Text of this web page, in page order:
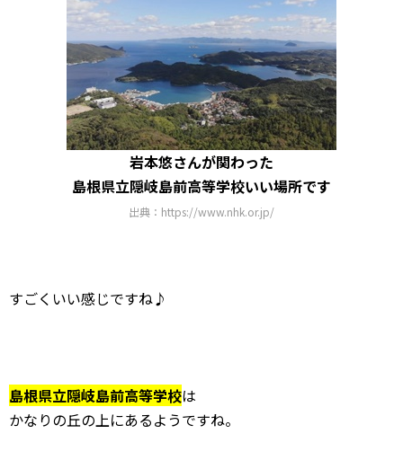
岩本悠さんが関わった
島根県立隠岐島前高等学校いい場所です
出典：https://www.nhk.or.jp/
すごくいい感じですね♪
島根県立隠岐島前高等学校は
かなりの丘の上にあるようですね。